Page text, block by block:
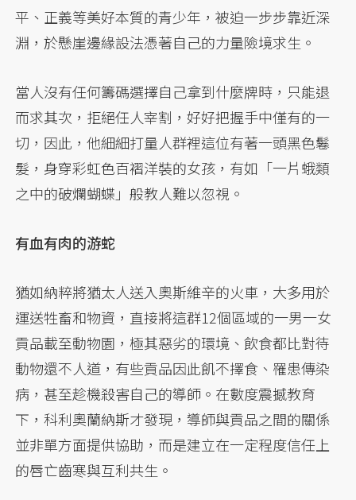
平、正義等美好本質的青少年，被迫一步步靠近深
淵，於懸崖邊緣設法憑著自己的力量險境求生。
當人沒有任何籌碼選擇自己拿到什麼牌時，只能退
而求其次，拒絕任人宰割，好好把握手中僅有的一
切，因此，他細細打量人群裡這位有著一頭黑色鬈
髮，身穿彩虹色百褶洋裝的女孩，有如「一片蛾類
之中的破爛蝴蝶」般教人難以忽視。
有血有肉的游蛇
猶如納粹將猶太人送入奧斯維辛的火車，大多用於
運送牲畜和物資，直接將這群12個區域的一男一女
貢品載至動物園，極其惡劣的環境、飲食都比對待
動物還不人道，有些貢品因此飢不擇食、罹患傳染
病，甚至趁機殺害自己的導師。在數度震撼教育
下，科利奧蘭納斯才發現，導師與貢品之間的關係
並非單方面提供協助，而是建立在一定程度信任上
的唇亡齒寒與互利共生。